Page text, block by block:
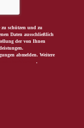
schützen und zu
Daten ausschließlich
der von Ihnen
abmelden. Weitere
.